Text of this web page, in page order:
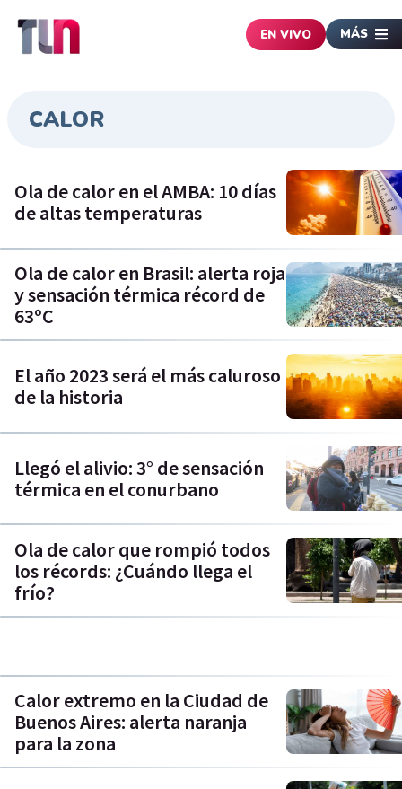
EN VIVO MÁS
CALOR
Ola de calor en el AMBA: 10 días
de altas temperaturas
Ola de calor en Brasil: alerta roja
y sensación térmica récord de
63ºC
El año 2023 será el más caluroso
de la historia
Llegó el alivio: 3° de sensación
térmica en el conurbano
Ola de calor que rompió todos
los récords: ¿Cuándo llega el
frío?
Calor extremo en la Ciudad de
Buenos Aires: alerta naranja
para la zona